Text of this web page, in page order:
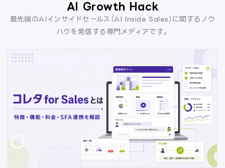
AI Growth Hack
最先端のAIインサイドセールス（AI Inside Sales）に関するノウ
ハウを発信する専門メディアです。